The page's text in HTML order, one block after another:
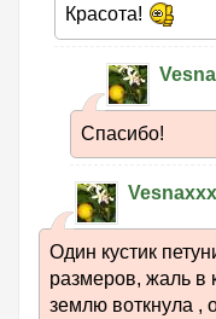
Красота!
Спасибо!
Vesnaxxx
Один кустик
размеров, жаль в
землю воткнула ,